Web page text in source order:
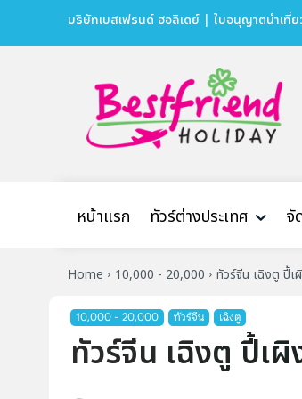
บริษัทเบสเฟรนด์ ฮอลิเดย์ | ใบอนุญาตนำเที่
หน้าแรก ทัวร์ต่างประเทศ จั
Home 10,000 - 20,000 ทัวร์จีน เฉิงตู ปี้เ
10,000 - 20,000 ทัวร์จีน เฉิงตู
ทัวร์จีน เฉิงตู ปี้เ